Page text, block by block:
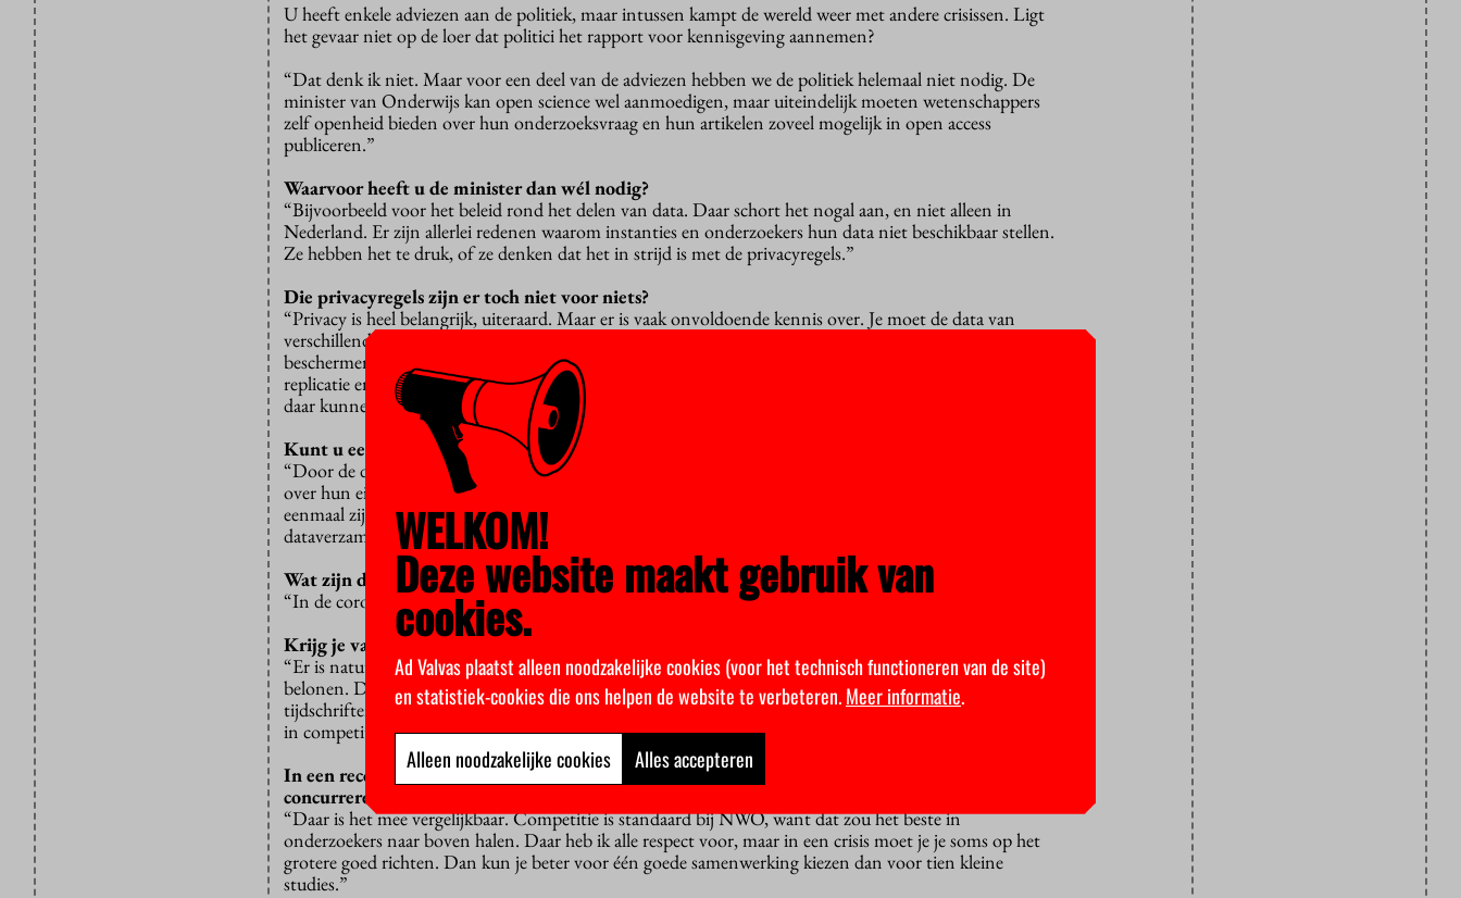
U heeft enkele adviezen aan de politiek, maar intussen kampt de wereld weer met andere crisissen. Ligt
het gevaar niet op de loer dat politici het rapport voor kennisgeving aannemen?
“Dat denk ik niet. Maar voor een deel van de adviezen hebben we de politiek helemaal niet nodig. De
minister van Onderwijs kan open science wel aanmoedigen, maar uiteindelijk moeten wetenschappers
zelf openheid bieden over hun onderzoeksvraag en hun artikelen zoveel mogelijk in open access
publiceren.”
Waarvoor heeft u de minister dan wél nodig?
“Bijvoorbeeld voor het beleid rond het delen van data. Daar schort het nogal aan, en niet alleen in
Nederland. Er zijn allerlei redenen waarom instanties en onderzoekers hun data niet beschikbaar stellen.
Ze hebben het te druk, of ze denken dat het in strijd is met de privacyregels.”
Die privacyregels zijn er toch niet voor niets?
“Privacy is heel belangrijk, uiteraard. Maar er is vaak onvoldoende kennis over. Je moet de data van
verschillende systemen op een veilige manier kunnen koppelen. Ik snap best dat mensen hun data willen
beschermen, maar je kunt wel nadenken over de voorwaarden waaronder deze beschikbaar zijn voor
replicatie en koppeling aan andere data. Dat moet je doen voordat er weer een nieuwe pandemie is en
daar kunnen de ministeries van OCW en VWS een rol in spelen.”
Kunt u een voorbeeld geven?
“Door de decentralisatie van de gezondheidszorg hebben we nu 25 GGD’en die allemaal de baas zijn
over hun eigen data, met eigen systemen die absoluut niet op elkaar zijn afgestemd. Als die data er
eenmaal zijn, hoe deel je ze dan? Dat vraagt goed beleid. We hebben betere infrastructuren nodig voor
dataverzamelingen.”
Wat zijn de gevolgen als het niet gebeurt?
“In de coronacrisis zagen we veel onderzoek dat niet zo’n hoge kwaliteit had.”
Krijg je vanzelf beter onderzoek met betere data?
“Er is natuurlijk meer voor nodig. Het is bijvoorbeeld belangrijk om samenwerking van onderzoekers te
belonen. Dat kan de minister doen, maar ook onderzoeksfinancier NWO en de wetenschappelijke
tijdschriften. NWO zou meer programmatisch aan de slag moeten gaan en niet op alle terreinen het geld
in competitie moeten verdelen.”
In een recent advies rond de klimaatcrisis stond ook dat je onderzoekers niet altijd moet laten
concurreren om onderzoeksgeld.
“Daar is het mee vergelijkbaar. Competitie is standaard bij NWO, want dat zou het beste in
onderzoekers naar boven halen. Daar heb ik alle respect voor, maar in een crisis moet je je soms op het
grotere goed richten. Dan kun je beter voor één goede samenwerking kiezen dan voor tien kleine
studies.”
WELKOM!
Deze website maakt gebruik van
cookies.
Ad Valvas plaatst alleen noodzakelijke cookies (voor het technisch functioneren van de site)
en statistiek-cookies die ons helpen de website te verbeteren.Meer informatie.
Alleen noodzakelijke cookies Alles accepteren